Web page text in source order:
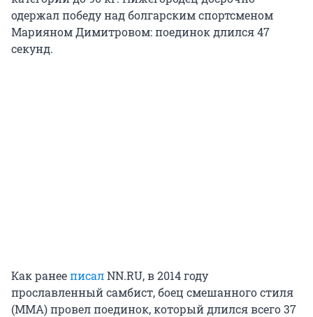
одержал победу над болгарским спортсменом
Марияном Димитровом: поединок длился 47
секунд.
Как ранееписалNN.RU, в 2014 году
прославленный самбист, боец смешанного стиля
(ММА) провел поединок, который длился всего 37